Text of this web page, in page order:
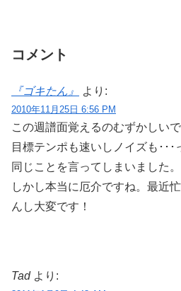
コメント
『ゴキたん』 より:
2010年11月25日 6:56 PM
この週譜面覚えるのむずかしいで
目標テンポも速いしノイズも･･･
同じことを言ってしまいました。
しかし本当に厄介ですね。最近
んし大変です！
Tad より: